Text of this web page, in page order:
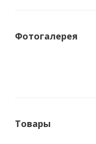
Фотогалерея
Товары